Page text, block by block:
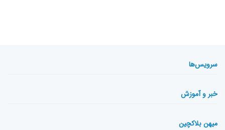
سرویس‌ها
خبر و آموزش
میهن بلاکچین